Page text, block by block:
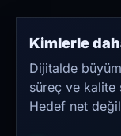
Kimlerle
Dijitalde
süreç ve kalite
Hedef net